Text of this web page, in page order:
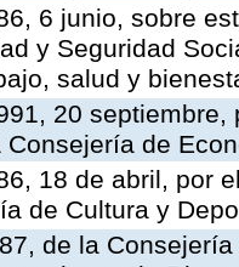
6 junio, sobre
y Seguridad
salud y
20
Consejería de
18 de abril, por
de Cultura y
de la